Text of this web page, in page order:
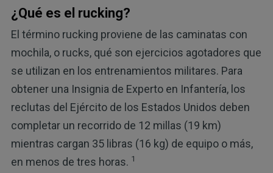
¿Qué es el rucking?
El término rucking proviene de las caminatas con
mochila, o rucks, qué son ejercicios agotadores que
se utilizan en los entrenamientos militares. Para
obtener una Insignia de Experto en Infantería, los
reclutas del Ejército de los Estados Unidos deben
completar un recorrido de 12 millas (19 km)
mientras cargan 35 libras (16 kg) de equipo o más,
en menos de tres horas. 1